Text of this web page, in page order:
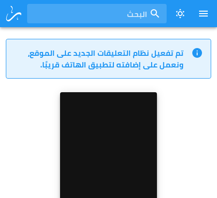
البحث
تم تفعيل نظام التعليقات الجديد على الموقع،
ونعمل على إضافته لتطبيق الهاتف قريبًا.